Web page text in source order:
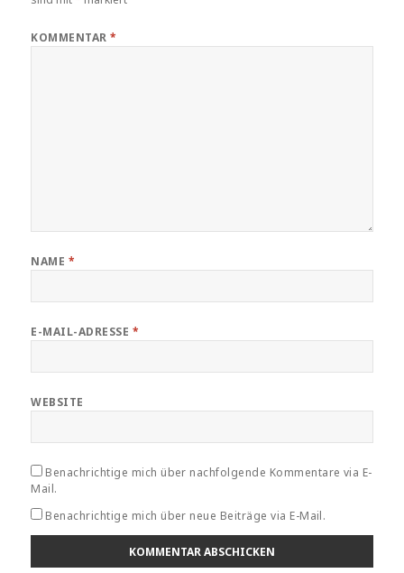
KOMMENTAR*
NAME *
E-MAIL-ADRESSE *
WEBSITE
Benachrichtige mich über nachfolgende Kommentare via E-
Mail.
Benachrichtige mich über neue Beiträge via E-Mail.